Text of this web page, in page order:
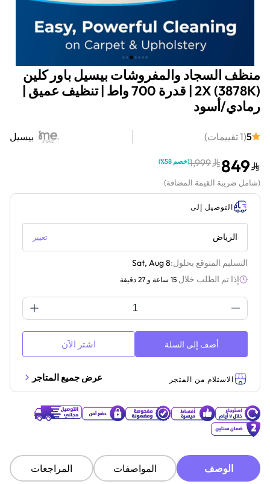
منظف السجاد والمفروشات بيسيل باور كلين
2X (3878K) | قدرة 700 واط | تنظيف عميق |
رمادي/أسود
5
(
1تقييمات) بيسيل
849
1,999
(خصم 58% )
(شامل ضريبة القيمة المضافة)
التوصيل إلى
الرياض تغيير
التسليم المتوقع بحلول:Sat, Aug 8
إذا تم الطلب خلال 15 ساعة و 27 دقيقة
أضف إلى السلة اشتر الآن
الاستلام من المتجر عرض جميع المتاجر
الوصف المواصفات المراجعات